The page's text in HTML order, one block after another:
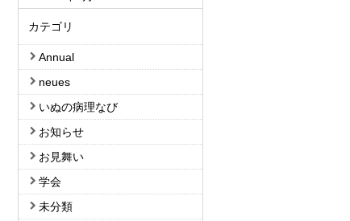
カテゴリ
Annual
neues
いぬの病理なび
お知らせ
お見舞い
学会
未分類